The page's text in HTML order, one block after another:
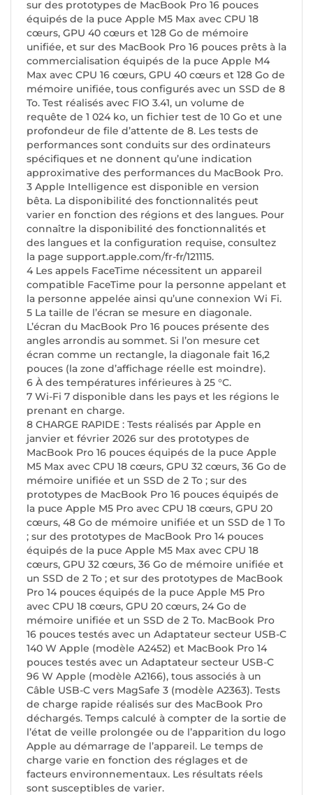
sur des prototypes de MacBook Pro 16 pouces
équipés de la puce Apple M5 Max avec CPU 18
cœurs, GPU 40 cœurs et 128 Go de mémoire
unifiée, et sur des MacBook Pro 16 pouces prêts à la
commercialisation équipés de la puce Apple M4
Max avec CPU 16 cœurs, GPU 40 cœurs et 128 Go de
mémoire unifiée, tous configurés avec un SSD de 8
To. Test réalisés avec FIO 3.41, un volume de
requête de 1 024 ko, un fichier test de 10 Go et une
profondeur de file d’attente de 8. Les tests de
performances sont conduits sur des ordinateurs
spécifiques et ne donnent qu’une indication
approximative des performances du MacBook Pro.
3 Apple Intelligence est disponible en version
bêta. La disponibilité des fonctionnalités peut
varier en fonction des régions et des langues. Pour
connaître la disponibilité des fonctionnalités et
des langues et la configuration requise, consultez
la page support.apple.com/fr-fr/121115.
4 Les appels FaceTime nécessitent un appareil
compatible FaceTime pour la personne appelant et
la personne appelée ainsi qu’une connexion Wi Fi.
5 La taille de l’écran se mesure en diagonale.
L’écran du MacBook Pro 16 pouces présente des
angles arrondis au sommet. Si l’on mesure cet
écran comme un rectangle, la diagonale fait 16,2
pouces (la zone d’affichage réelle est moindre).
6 À des températures inférieures à 25 °C.
7 Wi-Fi 7 disponible dans les pays et les régions le
prenant en charge.
8 CHARGE RAPIDE : Tests réalisés par Apple en
janvier et février 2026 sur des prototypes de
MacBook Pro 16 pouces équipés de la puce Apple
M5 Max avec CPU 18 cœurs, GPU 32 cœurs, 36 Go de
mémoire unifiée et un SSD de 2 To ; sur des
prototypes de MacBook Pro 16 pouces équipés de
la puce Apple M5 Pro avec CPU 18 cœurs, GPU 20
cœurs, 48 Go de mémoire unifiée et un SSD de 1 To
; sur des prototypes de MacBook Pro 14 pouces
équipés de la puce Apple M5 Max avec CPU 18
cœurs, GPU 32 cœurs, 36 Go de mémoire unifiée et
un SSD de 2 To ; et sur des prototypes de MacBook
Pro 14 pouces équipés de la puce Apple M5 Pro
avec CPU 18 cœurs, GPU 20 cœurs, 24 Go de
mémoire unifiée et un SSD de 2 To. MacBook Pro
16 pouces testés avec un Adaptateur secteur USB-C
140 W Apple (modèle A2452) et MacBook Pro 14
pouces testés avec un Adaptateur secteur USB-C
96 W Apple (modèle A2166), tous associés à un
Câble USB-C vers MagSafe 3 (modèle A2363). Tests
de charge rapide réalisés sur des MacBook Pro
déchargés. Temps calculé à compter de la sortie de
l’état de veille prolongée ou de l’apparition du logo
Apple au démarrage de l’appareil. Le temps de
charge varie en fonction des réglages et de
facteurs environnementaux. Les résultats réels
sont susceptibles de varier.